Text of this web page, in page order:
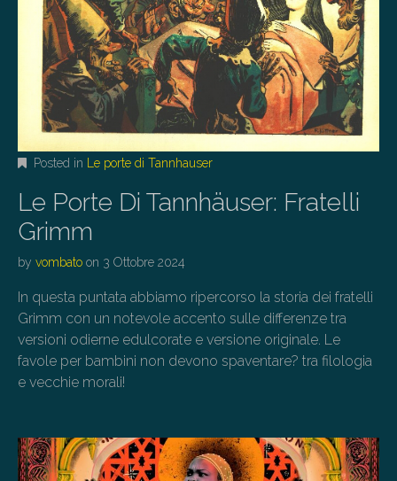
Posted in Le porte di Tannhauser
Le Porte Di Tannhäuser: Fratelli
Grimm
by vombato on 3 Ottobre 2024
In questa puntata abbiamo ripercorso la storia dei fratelli
Grimm con un notevole accento sulle differenze tra
versioni odierne edulcorate e versione originale. Le
favole per bambini non devono spaventare? tra filologia
e vecchie morali!